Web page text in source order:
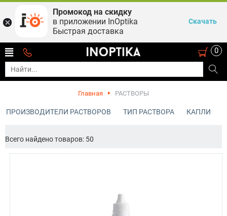
0
Главная РАСТВОРЫ
ПРОИЗВОДИТЕЛИ РАСТВОРОВ ТИП РАСТВОРА КАПЛИ
Всего найдено товаров: 50
Промокод на скидку
в приложении InOptika
Быстрая доставка
Скачать